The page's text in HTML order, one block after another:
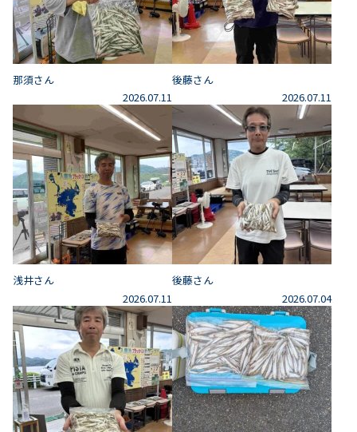
那須さん
2026.07.11
後藤さん
2026.07.11
浅井さん
2026.07.11
後藤さん
2026.07.04